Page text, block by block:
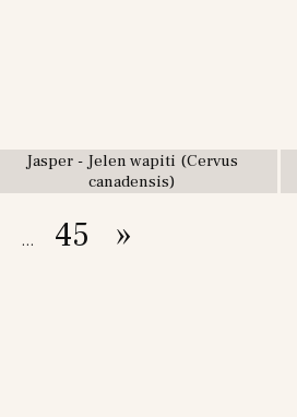
Jasper - Jelen wapiti (Cervus
canadensis)
... 45 »